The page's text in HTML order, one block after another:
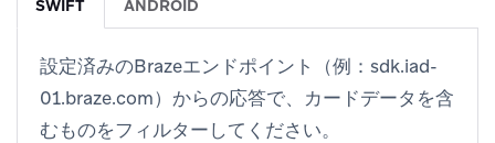
SWIFT ANDROID
設定済みのBrazeエンドポイント（例：sdk.iad-
01.braze.com）からの応答で、カードデータを含
むものをフィルターしてください。